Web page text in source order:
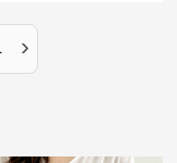
›